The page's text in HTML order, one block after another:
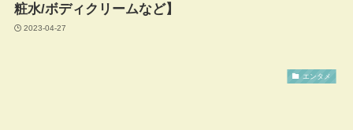
粧水/ボディクリームなど】
2023-04-27
エンタメ